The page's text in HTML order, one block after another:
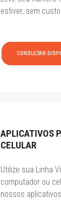
estiver, sem
CONSULTAR
APLICATIVOS
CELULAR
Utilize sua Linha
computador ou
nossos